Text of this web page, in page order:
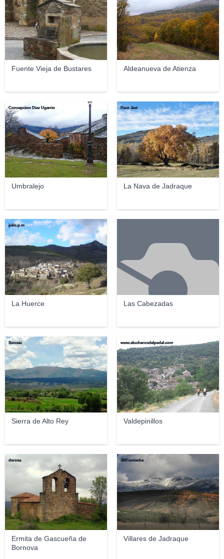
Fuente Vieja de Bustares Aldeanueva de Atienza
Umbralejo
Concepcion Diaz Ugarrio
La Nava de Jadraque
Paco Javi
La Huerce
julio.p.m
Las Cabezadas
Sierra de Alto Rey
Sonsaz
Valdepinillos
www.alucherosdelpedal.com
Ermita de Gascueña de
Bornova
dsrosa
Villares de Jadraque
JMFontecha